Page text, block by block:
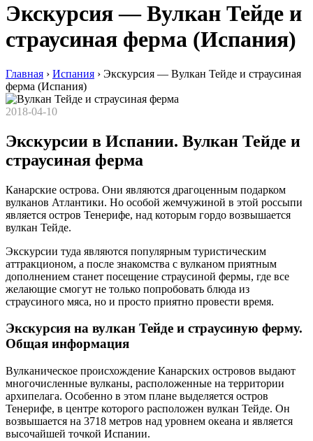
Экскурсия — Вулкан Тейде и
страусиная ферма (Испания)
Главная › Испания › Экскурсия — Вулкан Тейде и страусиная
ферма (Испания)
2018-04-10
Экскурсии в Испании. Вулкан Тейде и
страусиная ферма
Канарские острова. Они являются драгоценным подарком
вулканов Атлантики. Но особой жемчужиной в этой россыпи
является остров Тенерифе, над которым гордо возвышается
вулкан Тейде.
Экскурсии туда являются популярным туристическим
аттракционом, а после знакомства с вулканом приятным
дополнением станет посещение страусиной фермы, где все
желающие смогут не только попробовать блюда из
страусиного мяса, но и просто приятно провести время.
Экскурсия на вулкан Тейде и страусиную ферму.
Общая информация
Вулканическое происхождение Канарских островов выдают
многочисленные вулканы, расположенные на территории
архипелага. Особенно в этом плане выделяется остров
Тенерифе, в центре которого расположен вулкан Тейде. Он
возвышается на 3718 метров над уровнем океана и является
высочайшей точкой Испании.